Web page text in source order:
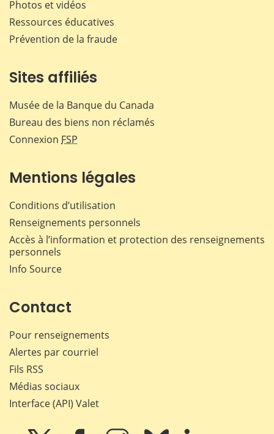
Photos et vidéos
Ressources éducatives
Prévention de la fraude
Sites affiliés
Musée de la Banque du Canada
Bureau des biens non réclamés
Connexion FSP
Mentions légales
Conditions d’utilisation
Renseignements personnels
Accès à l’information et protection des renseignements
personnels
Info Source
Contact
Pour renseignements
Alertes par courriel
Fils RSS
Médias sociaux
Interface (API) Valet